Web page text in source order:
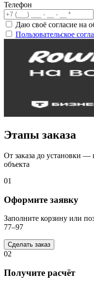
Телефон
Даю своё согласие на
Пользовательское
Этапы заказа
От заказа до установки —
объекта
01
Оформите заявку
Заполните корзину или
77–97
Сделать заказ
02
Получите расчёт